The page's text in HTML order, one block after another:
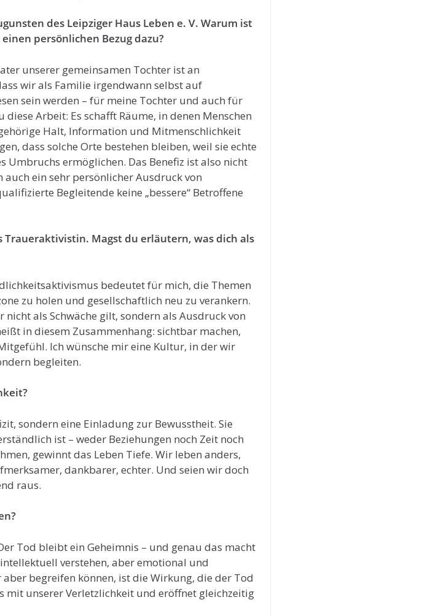
des Leipziger Haus Leben e. V. Warum ist
persönlichen Bezug dazu?
unserer gemeinsamen Tochter ist an
wir als Familie irgendwann selbst auf
sein werden – für meine Tochter und auch für
diese Arbeit: Es schafft Räume, in denen Menschen
Halt, Information und Mitmenschlichkeit
dass solche Orte bestehen bleiben, weil sie echte
Umbruchs ermöglichen. Das Benefiz ist also nicht
ein sehr persönlicher Ausdruck von
Begleitende keine „bessere“ Betroffene
Traueraktivistin. Magst du erläutern, was dich als
bedeutet für mich, die Themen
zu holen und gesellschaftlich neu zu verankern.
als Schwäche gilt, sondern als Ausdruck von
in diesem Zusammenhang: sichtbar machen,
Ich wünsche mir eine Kultur, in der wir
begleiten.
sondern eine Einladung zur Bewusstheit. Sie
ist – weder Beziehungen noch Zeit noch
gewinnt das Leben Tiefe. Wir leben anders,
dankbarer, echter. Und seien wir doch
raus.
Tod bleibt ein Geheimnis – und genau das macht
verstehen, aber emotional und
begreifen können, ist die Wirkung, die der Tod
mit unserer Verletzlichkeit und eröffnet gleichzeitig